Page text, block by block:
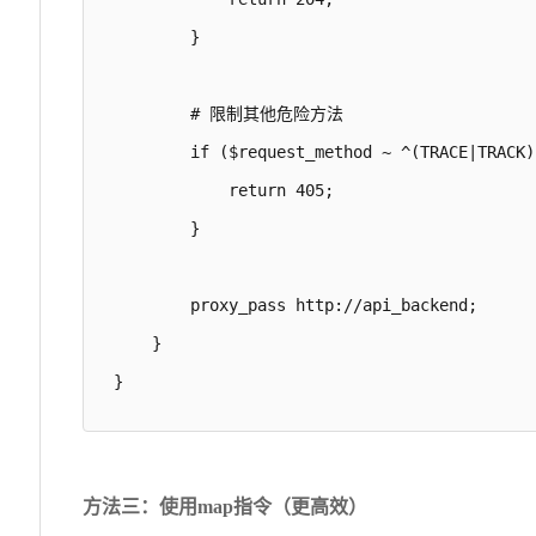
}
# 限制其他危险方法
if ($request_method ~
return 405;
}
proxy_pass http://api_backend;
}
}
方法三：使用map指令（更高效）